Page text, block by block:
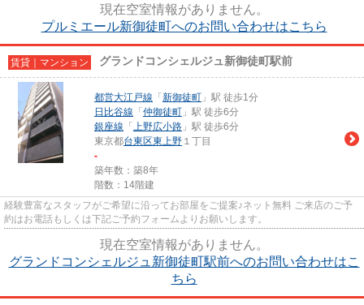
現在空室情報がありません。
プルミエール新御徒町へのお問い合わせはこちら
賃貸｜マンション グランドコンシェルジュ新御徒町駅前
都営大江戸線 「 新御徒町 」駅 徒歩1分
日比谷線 「 仲御徒町 」駅 徒歩6分
銀座線 「 上野広小路 」駅 徒歩6分
東京都台東区東上野 １丁目
-
築年数：築8年
階数：14階建
経験豊富なスタッフがご希望に沿ってお部屋をご提案♪ネット無料 ご来店のご予
約はお電話もしくは下記ご予約フォームよりお願いします。
現在空室情報がありません。
グランドコンシェルジュ新御徒町駅前へのお問い合わせはこ
ちら